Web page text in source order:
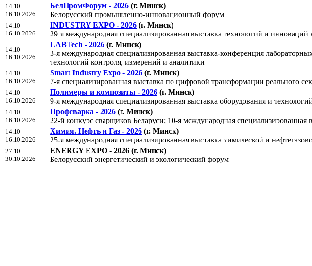
14.10
16.10.2026
БелПромФорум - 2026 (г. Минск)
Белорусский промышленно-инновационный форум
14.10
16.10.2026
INDUSTRY EXPO - 2026 (г. Минск)
29-я международная специализированная выставка технологий и
14.10
16.10.2026
LABTech - 2026 (г. Минск)
3-я международная специализированная выставка-конференция
технологий контроля, измерений и аналитики
14.10
16.10.2026
Smart Industry Expo - 2026 (г. Минск)
7-я специализированная выставка по цифровой трансформации реального
14.10
16.10.2026
Полимеры и композиты - 2026 (г. Минск)
9-я международная специализированная выставка оборудования и
14.10
16.10.2026
Профсварка - 2026 (г. Минск)
22-й конкурс сварщиков Беларуси; 10-я международная специализированная
14.10
16.10.2026
Химия. Нефть и Газ - 2026 (г. Минск)
25-я международная специализированная выставка химической и
27.10
30.10.2026
ENERGY EXPO - 2026 (г. Минск)
Белорусский энергетический и экологический форум